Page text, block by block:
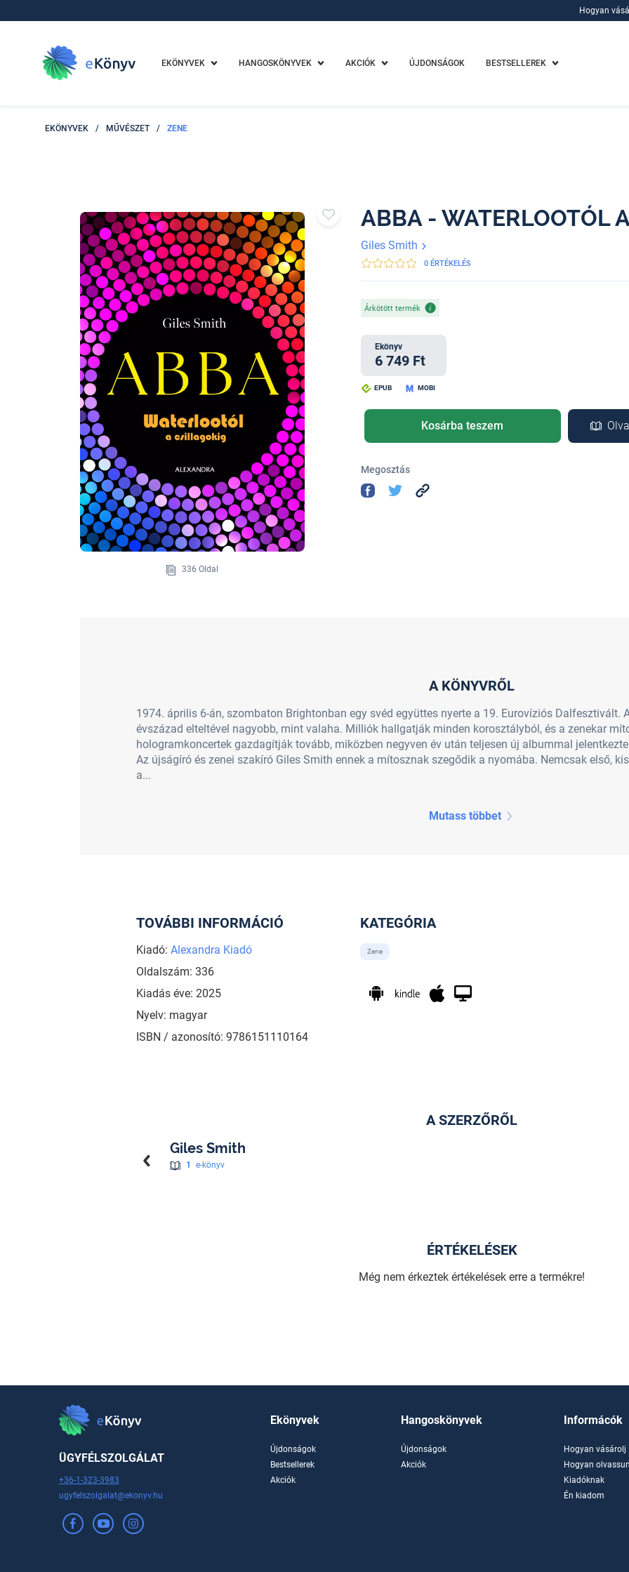
Hogyan
EKÖNYVEK HANGOSKÖNYVEK AKCIÓK ÚJDONSÁGOK BESTSELLEREK
EKÖNYVEK / MŰVÉSZET / ZENE
336 Oldal
ABBA - WATERLOOTÓL
Giles Smith
0 ÉRTÉKELÉS
Árkötött termék
Ekönyv
6 749 Ft
EPUB MOBI
Kosárba teszem
Megosztás
A KÖNYVRŐL
1974. április 6-án, szombaton Brightonban egy svéd együttes nyerte a 19. Eurovíziós Dalfesztivált.
évszázad elteltével nagyobb, mint valaha. Milliók hallgatják minden korosztályból, és a zenekar
hologramkoncertek gazdagítják tovább, miközben negyven év után teljesen új albummal
Az újságíró és zenei szakíró Giles Smith ennek a mítosznak szegődik a nyomába. Nemcsak első,
a...
Mutass többet
TOVÁBBI INFORMÁCIÓ
Kiadó: Alexandra Kiadó
Oldalszám: 336
Kiadás éve: 2025
Nyelv: magyar
ISBN / azonosító: 9786151110164
KATEGÓRIA
Zene
A SZERZŐRŐL
Giles Smith
1 e-könyv
ÉRTÉKELÉSEK
Még nem érkeztek értékelések erre a termékre!
ÜGYFÉLSZOLGÁLAT
+36-1-323-3983
ugyfelszolgalat@ekonyv.hu
Ekönyvek
Újdonságok
Bestsellerek
Akciók
Hangoskönyvek
Újdonságok
Akciók
Informácók
Hogyan vásárolj
Hogyan
Kiadóknak
Én kiadom